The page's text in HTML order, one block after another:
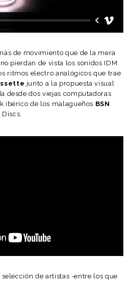
de movimiento que de la mera
pierdan de vista los sonidos IDM
ritmos electro analógicos que trae
junto a la propuesta visual
desde dos viejas computadoras
ibérico de los malagueños BSN
selección de artistas -entre los que